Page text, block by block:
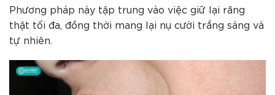
Phương pháp này tập trung vào việc giữ lại răng
thật tối đa, đồng thời mang lại nụ cười trắng sáng và
tự nhiên.